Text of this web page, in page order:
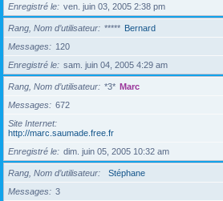
Enregistré le
ven. juin 03, 2005 2:38 pm
Rang, Nom d’utilisateur ***** Bernard
Messages
120
Enregistré le
sam. juin 04, 2005 4:29 am
Rang, Nom d’utilisateur *3* Marc
Messages
672
Site Internet
http://marc.saumade.free.fr
Enregistré le
dim. juin 05, 2005 10:32 am
Rang, Nom d’utilisateur
Stéphane
Messages
3